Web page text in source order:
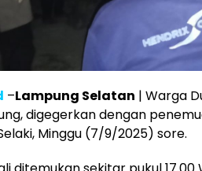
–Lampung Selatan | Warga
digegerkan dengan
Minggu (7/9/2025) sore.